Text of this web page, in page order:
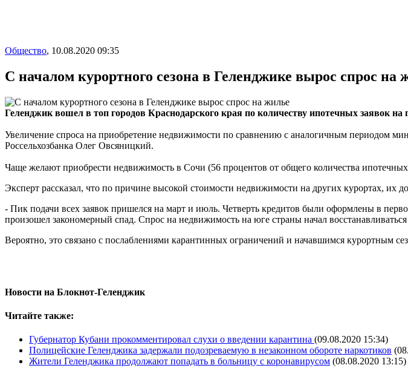
Общество, 10.08.2020 09:35
С началом курортного сезона в Геленджике вырос спрос на
Геленджик вошел в топ городов Краснодарского края по количеству ипотечных заявок
Увеличение спроса на приобретение недвижимости по сравнению с аналогичным периодом
Россельхозбанка Олег Овсяницкий.
Чаще желают приобрести недвижимость в Сочи (56 процентов от общего количества
Эксперт рассказал, что по причине высокой стоимости недвижимости на других курортах, их
- Пик подачи всех заявок пришелся на март и июль. Четверть кредитов были оформлены в
произошел закономерный спад. Спрос на недвижимость на юге страны начал
Вероятно, это связано с послаблениями карантинных ограничений и начавшимся курортным
Новости на Блoкнoт-Геленджик
Читайте также:
Губернатор Кубани прокомментировал слухи о введении карантина (09.08.2020 15:34)
Полицейские Геленджика задержали подозреваемую в незаконном обороте наркотиков
Жители Геленджика продолжают попадать в больницу с коронавирусом (08.08.2020 13:15)